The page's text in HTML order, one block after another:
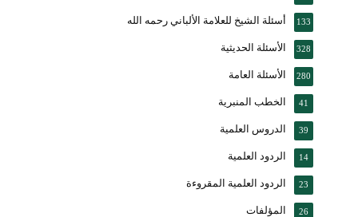
أسئلة الشيخ للعلامة الألباني رحمه الله 133
الأسئلة الحديثية 328
الأسئلة العامة 280
الخطب المنبرية 41
الدروس العلمية 39
الردود العلمية 14
الردود العلمية المقروءة 23
المؤلفات 26